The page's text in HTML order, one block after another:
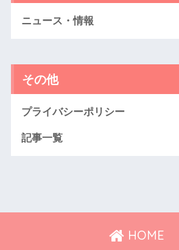
ニュース・情報
その他
プライバシーポリシー
記事一覧
HOME